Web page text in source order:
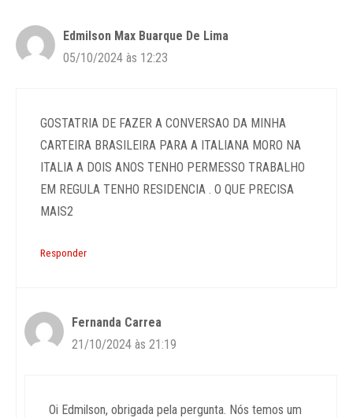
Edmilson Max Buarque De Lima
05/10/2024 às 12:23
GOSTATRIA DE FAZER A CONVERSAO DA MINHA
CARTEIRA BRASILEIRA PARA A ITALIANA MORO NA
ITALIA A DOIS ANOS TENHO PERMESSO TRABALHO
EM REGULA TENHO RESIDENCIA . O QUE PRECISA
MAIS2
Responder
Fernanda Carrea
21/10/2024 às 21:19
Oi Edmilson, obrigada pela pergunta. Nós temos um